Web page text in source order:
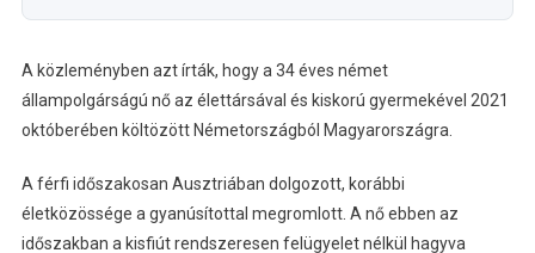
A közleményben azt írták, hogy a 34 éves német
állampolgárságú nő az élettársával és kiskorú gyermekével 2021
októberében költözött Németországból Magyarországra.
A férfi időszakosan Ausztriában dolgozott, korábbi
életközössége a gyanúsítottal megromlott. A nő ebben az
időszakban a kisfiút rendszeresen felügyelet nélkül hagyva